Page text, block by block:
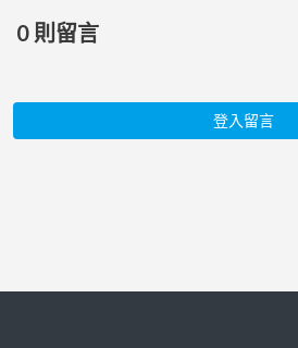
0 則留言
登入留言